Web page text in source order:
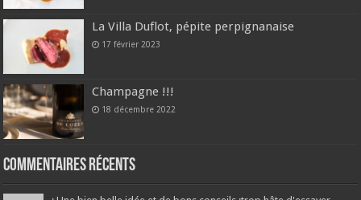
La Villa Duflot, pépite perpignanaise
17 février 2023
Champagne !!!
18 décembre 2022
Commentaires récents